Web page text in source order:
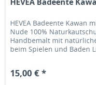
HEVEA Badeente Kawan
Nude 100%
Handbemalt mit
beim Spielen und Baden
15,00 € *